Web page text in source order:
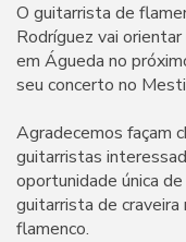
O guitarrista de
Rodríguez vai
em Águeda no
seu concerto no
Agradecemos façam
guitarristas
oportunidade única
guitarrista de
flamenco.